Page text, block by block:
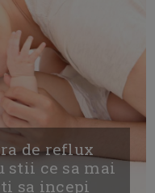
de reflux
stii ce sa mai
sa incepi